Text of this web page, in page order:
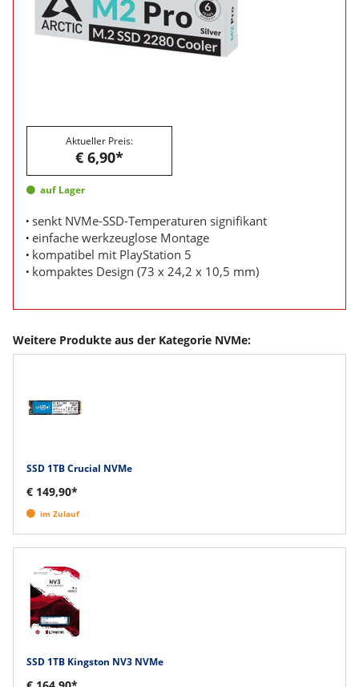
Aktueller Preis:
€ 6,90*
auf Lager
senkt NVMe-SSD-Temperaturen signifikant
einfache werkzeuglose Montage
kompatibel mit PlayStation 5
kompaktes Design (73 x 24,2 x 10,5 mm)
Weitere Produkte aus der Kategorie NVMe:
SSD 1TB Crucial NVMe
€ 149,90*
im Zulauf
SSD 1TB Kingston NV3 NVMe